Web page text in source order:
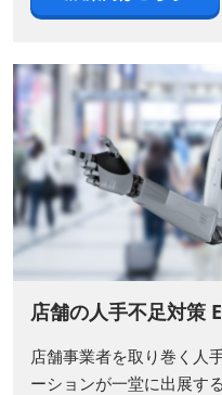
店舗の人手不足対策
店舗事業者を取り巻く人
ーションが一堂に出展す